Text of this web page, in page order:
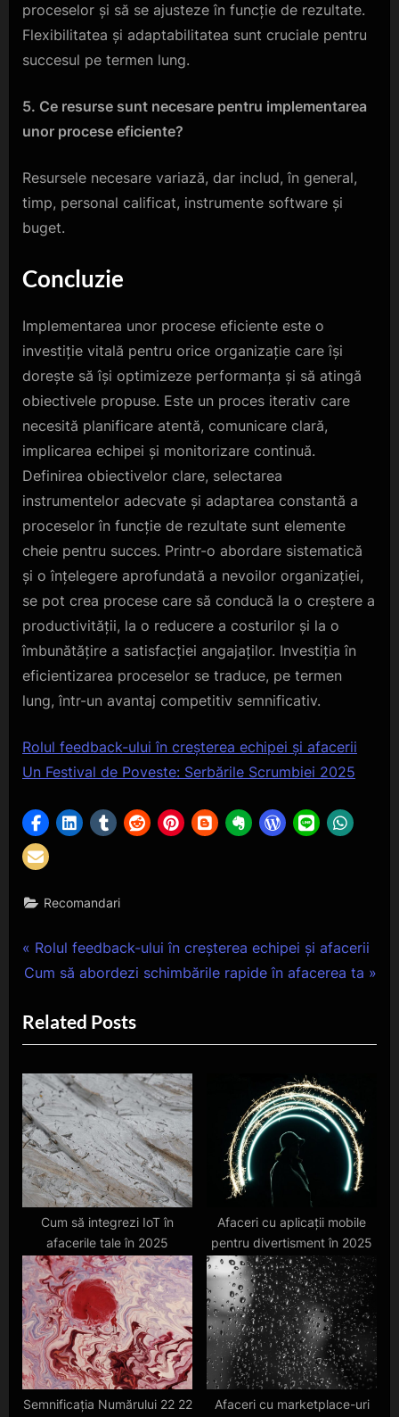
proceselor și să se ajusteze în funcție de rezultate.
Flexibilitatea și adaptabilitatea sunt cruciale pentru
succesul pe termen lung.
5. Ce resurse sunt necesare pentru implementarea
unor procese eficiente?
Resursele necesare variază, dar includ, în general,
timp, personal calificat, instrumente software și
buget.
Concluzie
Implementarea unor procese eficiente este o
investiție vitală pentru orice organizație care își
dorește să își optimizeze performanța și să atingă
obiectivele propuse. Este un proces iterativ care
necesită planificare atentă, comunicare clară,
implicarea echipei și monitorizare continuă.
Definirea obiectivelor clare, selectarea
instrumentelor adecvate și adaptarea constantă a
proceselor în funcție de rezultate sunt elemente
cheie pentru succes. Printr-o abordare sistematică
și o înțelegere aprofundată a nevoilor organizației,
se pot crea procese care să conducă la o creștere a
productivității, la o reducere a costurilor și la o
îmbunătățire a satisfacției angajaților. Investiția în
eficientizarea proceselor se traduce, pe termen
lung, într-un avantaj competitiv semnificativ.
Rolul feedback-ului în creșterea echipei și afacerii
Un Festival de Poveste: Serbările Scrumbiei 2025
Recomandari
Navigare
articole
P
r
v
i
o
u
s
P
o
s
Rolul feedback-ului în creșterea echipei și afacerii
N
x
t
P
o
s
t
:
Cum să abordezi schimbările rapide în afacerea ta
Related Posts
Cum să integrezi IoT în
afacerile tale în 2025
Afaceri cu aplicații mobile
pentru divertisment în 2025
Semnificația Numărului 22 22
Afaceri cu marketplace-uri